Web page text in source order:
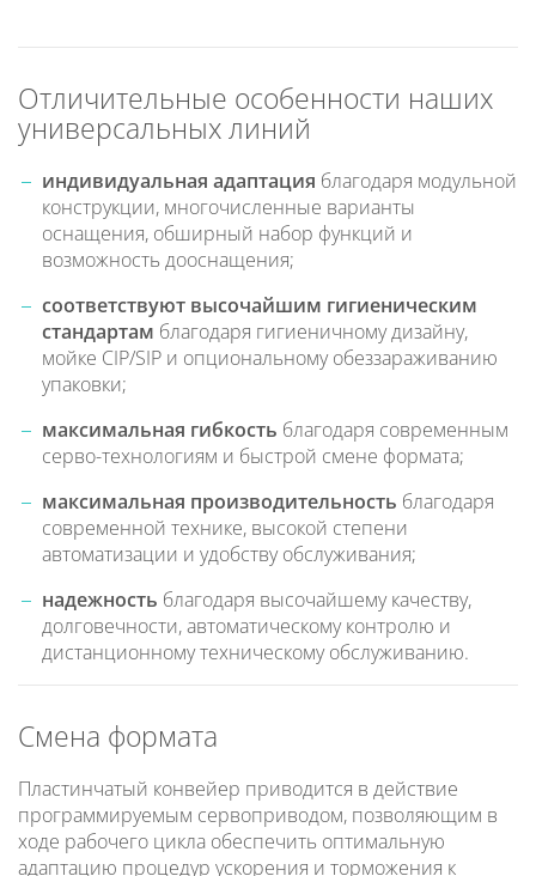
Отличительные особенности наших
универсальных линий
индивидуальная адаптация благодаря модульной
конструкции, многочисленные варианты
оснащения, обширный набор функций и
возможность дооснащения;
соответствуют высочайшим гигиеническим
стандартам благодаря гигиеничному дизайну,
мойке CIP/SIP и опциональному обеззараживанию
упаковки;
максимальная гибкость благодаря современным
серво-технологиям и быстрой смене формата;
максимальная производительность благодаря
современной технике, высокой степени
автоматизации и удобству обслуживания;
надежность благодаря высочайшему качеству,
долговечности, автоматическому контролю и
дистанционному техническому обслуживанию.
Смена формата
Пластинчатый конвейер приводится в действие
программируемым сервоприводом, позволяющим в
ходе рабочего цикла обеспечить оптимальную
адаптацию процедур ускорения и торможения к